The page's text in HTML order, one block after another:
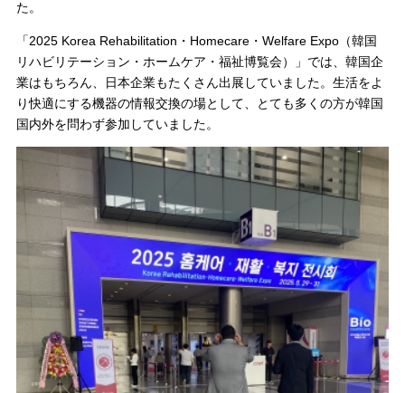
た。
「2025 Korea Rehabilitation・Homecare・Welfare Expo（韓国
リハビリテーション・ホームケア・福祉博覧会）」では、韓国企
業はもちろん、日本企業もたくさん出展していました。生活をよ
り快適にする機器の情報交換の場として、とても多くの方が韓国
国内外を問わず参加していました。